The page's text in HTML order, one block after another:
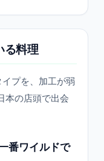
る料理
プを、加工が弱
本の店頭で出会
番ワイルドで